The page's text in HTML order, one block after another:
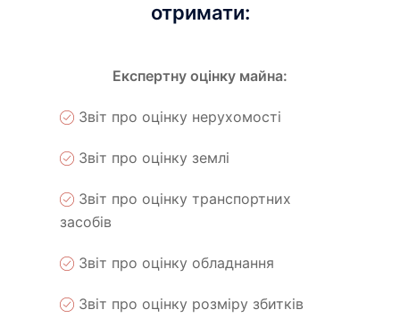
отримати:
Експертну оцінку майна:
Звіт про оцінку нерухомості
Звіт про оцінку землі
Звіт про оцінку транспортних
засобів
Звіт про оцінку обладнання
Звіт про оцінку розміру збитків